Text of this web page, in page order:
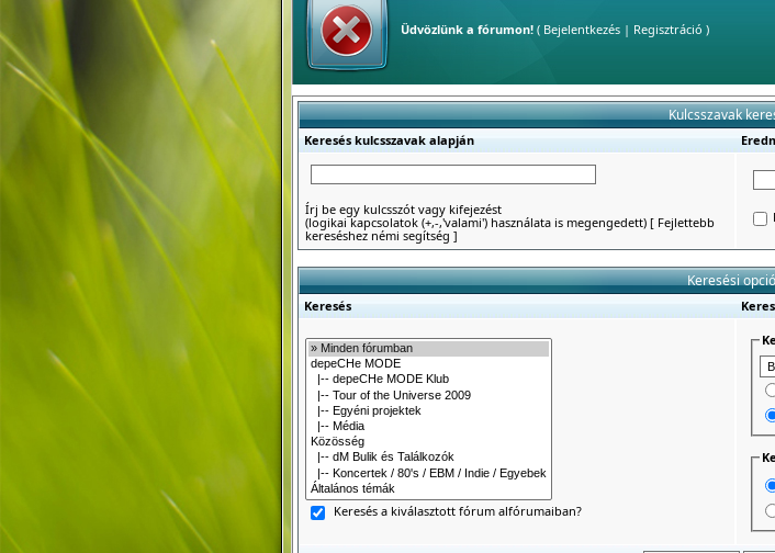
Üdvözlünk a fórumon!( Bejelentkezés| Regisztráció )
Kulcsszavak
Keresés kulcsszavak alapján
Írj be egy kulcsszót vagy kifejezést
(logikai kapcsolatok (+,-,'valami') használata is megengedett)[ Fejlettebb
kereséshez némi segítség ]
Keresési
Keresés
Keresés a kiválasztott fórum alfórumaiban?